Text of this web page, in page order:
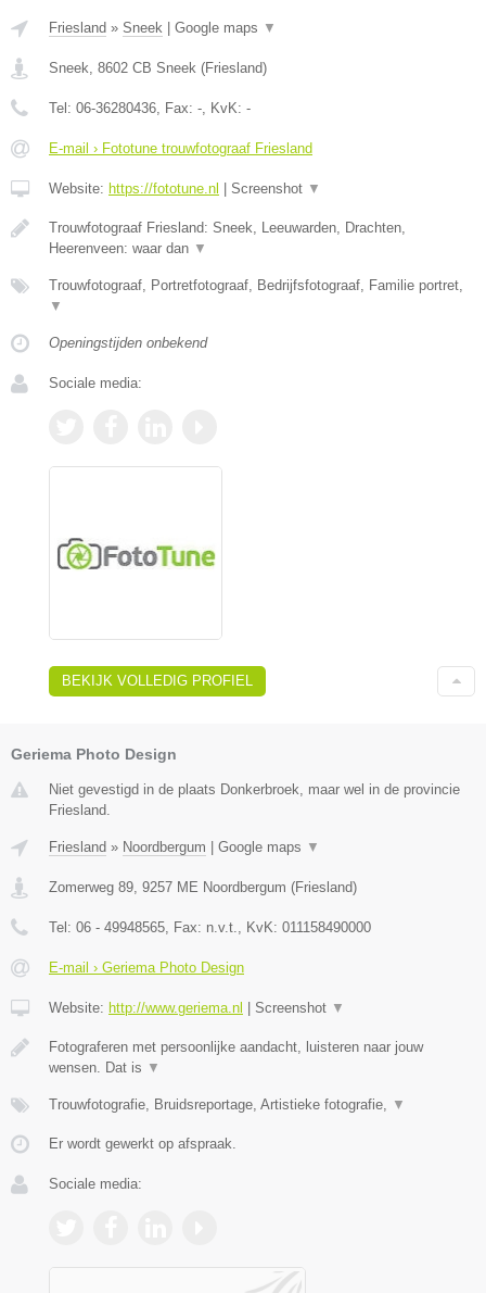
Friesland » Sneek Google maps ▼
Sneek 8602 CB Sneek (Friesland)
Tel: 06-36280436 , Fax: - , KvK: -
E-mail › Fototune trouwfotograaf Friesland
Website: https://fototune.nl Screenshot ▼
Trouwfotograaf Friesland: Sneek, Leeuwarden, Drachten,
Heerenveen: waar dan ▼
Trouwfotograaf, Portretfotograaf, Bedrijfsfotograaf, Familie portret,
▼
Openingstijden onbekend
Sociale media:
BEKIJK VOLLEDIG PROFIEL
Geriema Photo Design
Niet gevestigd in de plaats Donkerbroek, maar wel in de provincie
Friesland.
Friesland » Noordbergum Google maps ▼
Zomerweg 89 9257 ME Noordbergum (Friesland)
Tel: 06 - 49948565 , Fax: n.v.t. , KvK: 011158490000
E-mail › Geriema Photo Design
Website: http://www.geriema.nl Screenshot ▼
Fotograferen met persoonlijke aandacht, luisteren naar jouw
wensen. Dat is ▼
Trouwfotografie, Bruidsreportage, Artistieke fotografie, ▼
Er wordt gewerkt op afspraak.
Sociale media: